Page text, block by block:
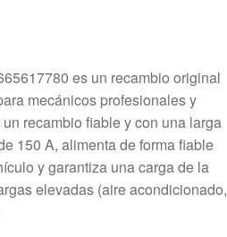
es un recambio original
mecánicos profesionales y
recambio fiable y con una larga
150 A, alimenta de forma fiable
y garantiza una carga de la
elevadas (aire acondicionado,